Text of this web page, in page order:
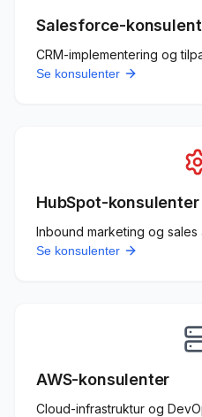
Salesforce-
CRM-implementering og
Se konsulenter
HubSpot-konsulenter
Inbound marketing og sales
Se konsulenter
AWS-konsulenter
Cloud-infrastruktur og